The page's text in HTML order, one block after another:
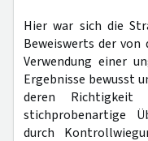
Hier war sich die
Beweiswerts der von
Verwendung einer
Ergebnisse bewusst
deren
stichprobenartige
durch